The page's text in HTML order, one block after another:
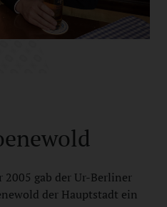
2005 gab der Ur-Berliner
der Hauptstadt ein